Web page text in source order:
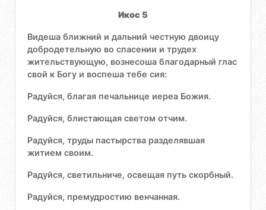
Икос 5
Видеша ближний и дальний честную двоицу
добродетельную во спасении и трудех
жительствующую, вознесоша благодарный глас
свой к Богу и воспеша тебе сия:
Радуйся, благая печальнице иереа Божия.
Радуйся, блистающая светом отчим.
Радуйся, труды пастырства разделявшая
житием своим.
Радуйся, светильниче, освещая путь скорбный.
Радуйся, премудростию венчанная.